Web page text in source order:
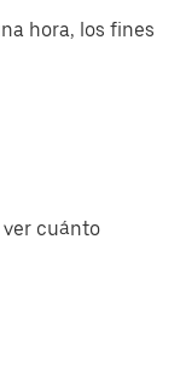
hora, los fines
cuánto